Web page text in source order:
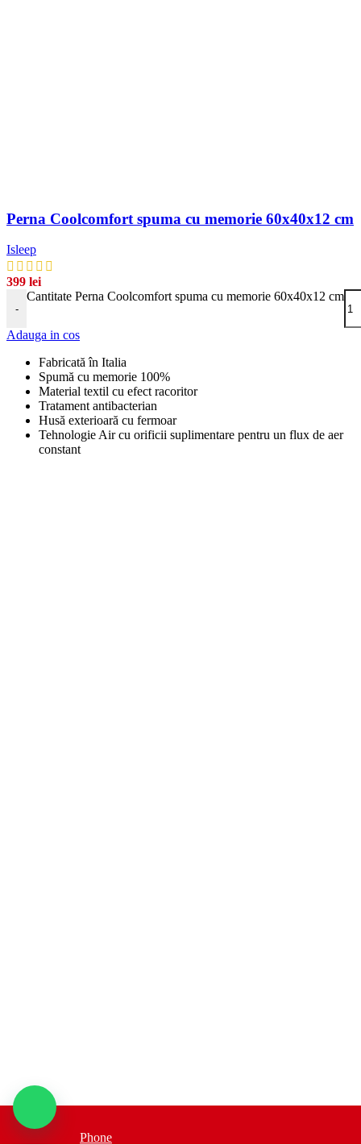
Perna Coolcomfort spuma cu memorie 60x40x12 cm
Isleep
399 lei
-
Cantitate Perna Coolcomfort spuma cu memorie 60x40x12 cm
Adauga in cos
Fabricată în Italia
Spumă cu memorie 100%
Material textil cu efect racoritor
Tratament antibacterian
Husă exterioară cu fermoar
Tehnologie Air cu orificii suplimentare pentru un flux de aer
constant
Phone